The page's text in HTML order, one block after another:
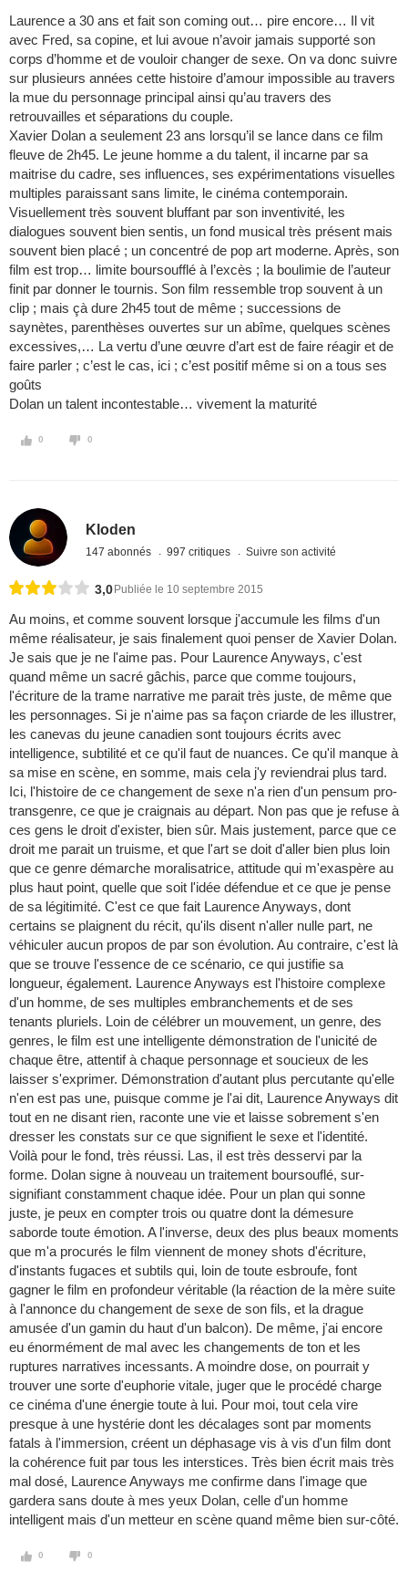
Laurence a 30 ans et fait son coming out… pire encore… Il vit
avec Fred, sa copine, et lui avoue n’avoir jamais supporté son
corps d’homme et de vouloir changer de sexe. On va donc suivre
sur plusieurs années cette histoire d’amour impossible au travers
la mue du personnage principal ainsi qu’au travers des
retrouvailles et séparations du couple.
Xavier Dolan a seulement 23 ans lorsqu’il se lance dans ce film
fleuve de 2h45. Le jeune homme a du talent, il incarne par sa
maitrise du cadre, ses influences, ses expérimentations visuelles
multiples paraissant sans limite, le cinéma contemporain.
Visuellement très souvent bluffant par son inventivité, les
dialogues souvent bien sentis, un fond musical très présent mais
souvent bien placé ; un concentré de pop art moderne. Après, son
film est trop… limite boursoufflé à l’excès ; la boulimie de l’auteur
finit par donner le tournis. Son film ressemble trop souvent à un
clip ; mais çà dure 2h45 tout de même ; successions de
saynètes, parenthèses ouvertes sur un abîme, quelques scènes
excessives,… La vertu d’une œuvre d’art est de faire réagir et de
faire parler ; c’est le cas, ici ; c’est positif même si on a tous ses
goûts
Dolan un talent incontestable… vivement la maturité
0 0
Kloden
147 abonnés 997 critiques Suivre son activité
3,0 Publiée le 10 septembre 2015
Au moins, et comme souvent lorsque j'accumule les films d'un
même réalisateur, je sais finalement quoi penser de Xavier Dolan.
Je sais que je ne l'aime pas. Pour Laurence Anyways, c'est
quand même un sacré gâchis, parce que comme toujours,
l'écriture de la trame narrative me parait très juste, de même que
les personnages. Si je n'aime pas sa façon criarde de les illustrer,
les canevas du jeune canadien sont toujours écrits avec
intelligence, subtilité et ce qu'il faut de nuances. Ce qu'il manque à
sa mise en scène, en somme, mais cela j'y reviendrai plus tard.
Ici, l'histoire de ce changement de sexe n'a rien d'un pensum pro-
transgenre, ce que je craignais au départ. Non pas que je refuse à
ces gens le droit d'exister, bien sûr. Mais justement, parce que ce
droit me parait un truisme, et que l'art se doit d'aller bien plus loin
que ce genre démarche moralisatrice, attitude qui m'exaspère au
plus haut point, quelle que soit l'idée défendue et ce que je pense
de sa légitimité. C'est ce que fait Laurence Anyways, dont
certains se plaignent du récit, qu'ils disent n'aller nulle part, ne
véhiculer aucun propos de par son évolution. Au contraire, c'est là
que se trouve l'essence de ce scénario, ce qui justifie sa
longueur, également. Laurence Anyways est l'histoire complexe
d'un homme, de ses multiples embranchements et de ses
tenants pluriels. Loin de célébrer un mouvement, un genre, des
genres, le film est une intelligente démonstration de l'unicité de
chaque être, attentif à chaque personnage et soucieux de les
laisser s'exprimer. Démonstration d'autant plus percutante qu'elle
n'en est pas une, puisque comme je l'ai dit, Laurence Anyways dit
tout en ne disant rien, raconte une vie et laisse sobrement s'en
dresser les constats sur ce que signifient le sexe et l'identité.
Voilà pour le fond, très réussi. Las, il est très desservi par la
forme. Dolan signe à nouveau un traitement boursouflé, sur-
signifiant constamment chaque idée. Pour un plan qui sonne
juste, je peux en compter trois ou quatre dont la démesure
saborde toute émotion. A l'inverse, deux des plus beaux moments
que m'a procurés le film viennent de money shots d'écriture,
d'instants fugaces et subtils qui, loin de toute esbroufe, font
gagner le film en profondeur véritable (la réaction de la mère suite
à l'annonce du changement de sexe de son fils, et la drague
amusée d'un gamin du haut d'un balcon). De même, j'ai encore
eu énormément de mal avec les changements de ton et les
ruptures narratives incessants. A moindre dose, on pourrait y
trouver une sorte d'euphorie vitale, juger que le procédé charge
ce cinéma d'une énergie toute à lui. Pour moi, tout cela vire
presque à une hystérie dont les décalages sont par moments
fatals à l'immersion, créent un déphasage vis à vis d'un film dont
la cohérence fuit par tous les interstices. Très bien écrit mais très
mal dosé, Laurence Anyways me confirme dans l'image que
gardera sans doute à mes yeux Dolan, celle d'un homme
intelligent mais d'un metteur en scène quand même bien sur-côté.
0 0